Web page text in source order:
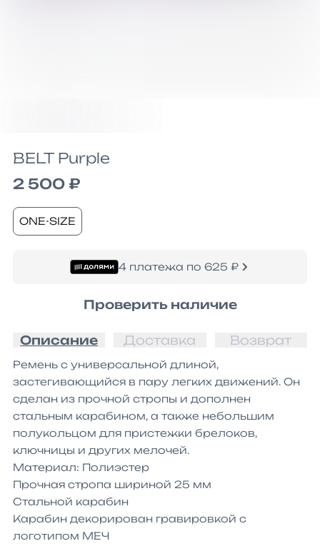
BELT Purple
2 500 ₽
ONE-SIZE
4 платежа по 625 ₽
Проверить наличие
Описание Доставка Возврат
Ремень с универсальной длиной,
застегивающийся в пару легких движений. Он
сделан из прочной стропы и дополнен
стальным карабином, а также небольшим
полукольцом для пристежки брелоков,
ключницы и других мелочей.
Материал: Полиэстер
Прочная стропа шириной 25 мм
Стальной карабин
Карабин декорирован гравировкой с
логотипом МЕЧ